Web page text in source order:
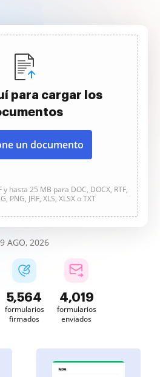
para cargar los
un documento
hasta 25 MB para DOC, DOCX, RTF,
PNG, JFIF, XLS, XLSX o TXT
9 AGO, 2026
5,564
formularios
firmados
4,019
formularios
enviados